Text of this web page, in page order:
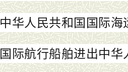
中华人民共和国国际海
国际航行船舶进出中